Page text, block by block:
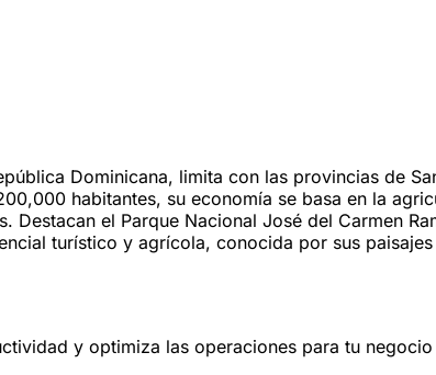
Dominicana, limita con las provincias de
habitantes, su economía se basa en la
el Parque Nacional José del Carmen
turístico y agrícola, conocida por sus
y optimiza las operaciones para tu